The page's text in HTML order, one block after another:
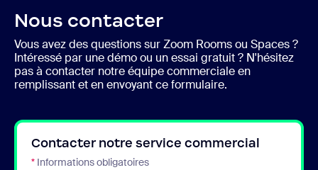
Nous contacter
Vous avez des questions sur Zoom Rooms ou Spaces ?
Intéressé par une démo ou un essai gratuit ? N'hésitez
pas à contacter notre équipe commerciale en
remplissant et en envoyant ce formulaire.
Contacter notre service commercial
* Informations obligatoires